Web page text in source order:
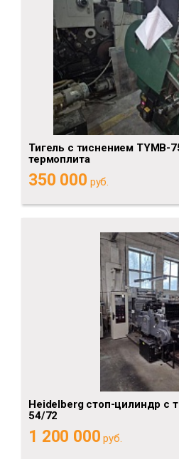
Тигель с тиснением TYMB-
термоплита
350 000 руб.
Heidelberg стоп-цилиндр с
54/72
1 200 000 руб.